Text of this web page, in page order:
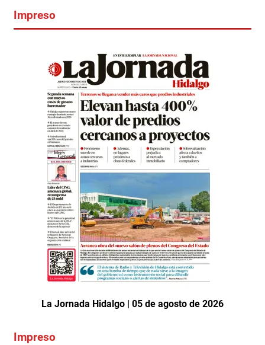
Impreso
La Jornada Hidalgo | 05 de agosto de 2026
Impreso